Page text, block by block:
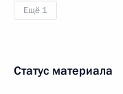
Ещё 1
Статус материала